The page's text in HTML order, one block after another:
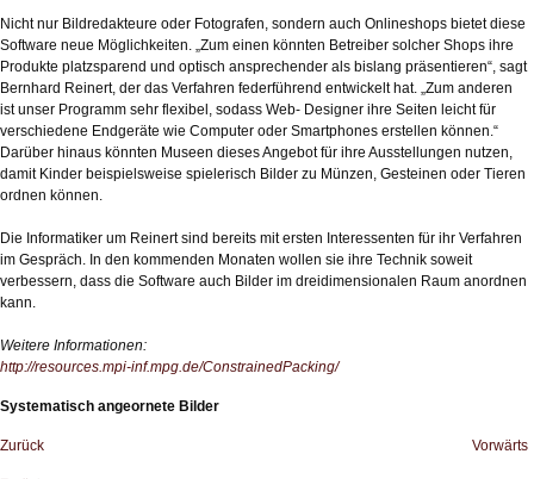
Nicht nur Bildredakteure oder Fotografen, sondern auch Onlineshops bietet diese
Software neue Möglichkeiten. „Zum einen könnten Betreiber solcher Shops ihre
Produkte platzsparend und optisch ansprechender als bislang präsentieren“, sagt
Bernhard Reinert, der das Verfahren federführend entwickelt hat. „Zum anderen
ist unser Programm sehr flexibel, sodass Web- Designer ihre Seiten leicht für
verschiedene Endgeräte wie Computer oder Smartphones erstellen können.“
Darüber hinaus könnten Museen dieses Angebot für ihre Ausstellungen nutzen,
damit Kinder beispielsweise spielerisch Bilder zu Münzen, Gesteinen oder Tieren
ordnen können.
Die Informatiker um Reinert sind bereits mit ersten Interessenten für ihr Verfahren
im Gespräch. In den kommenden Monaten wollen sie ihre Technik soweit
verbessern, dass die Software auch Bilder im dreidimensionalen Raum anordnen
kann.
Weitere Informationen:
http://resources.mpi-inf.mpg.de/ConstrainedPacking/
Systematisch angeornete Bilder
Zurück Vorwärts